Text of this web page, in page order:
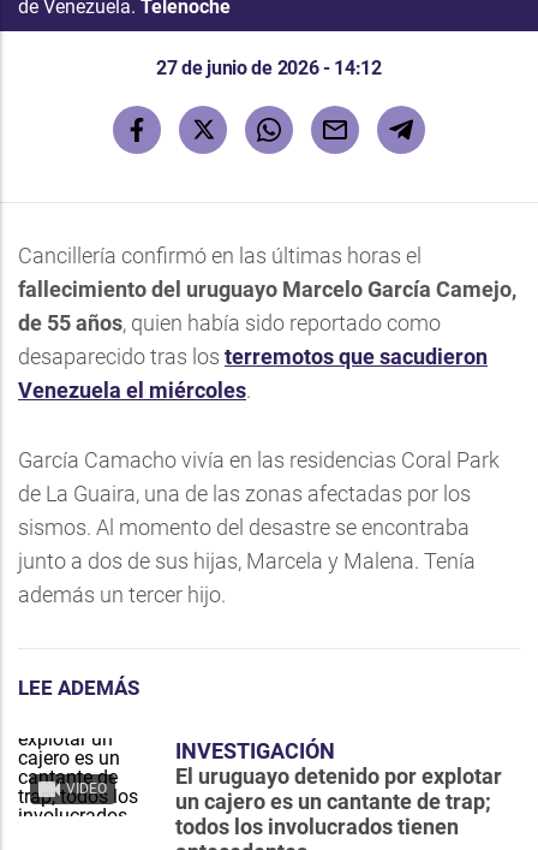
de Venezuela. Telenoche
27 de junio de 2026 - 14:12
Cancillería confirmó en las últimas horas el
fallecimiento del uruguayo Marcelo García Camejo,
de 55 años, quien había sido reportado como
desaparecido tras los terremotos que sacudieron
Venezuela el miércoles.
García Camacho vivía en las residencias Coral Park
de La Guaira, una de las zonas afectadas por los
sismos. Al momento del desastre se encontraba
junto a dos de sus hijas, Marcela y Malena. Tenía
además un tercer hijo.
LEE ADEMÁS
VIDEO
INVESTIGACIÓN
El uruguayo detenido por explotar
un cajero es un cantante de trap;
todos los involucrados tienen